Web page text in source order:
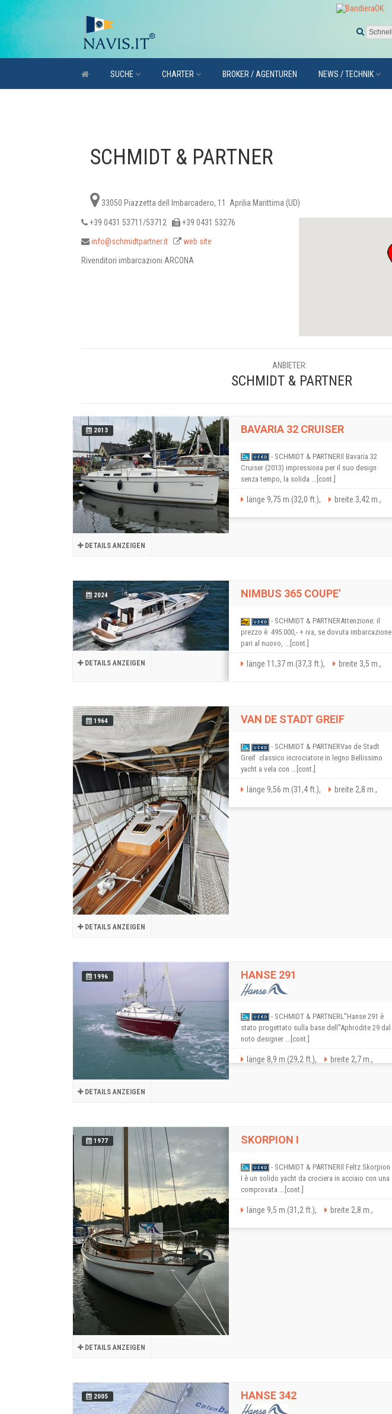
SUCHE CHARTER BROKER / AGENTUREN NEWS / TECHNIK
SCHMIDT & PARTNER
33050 Piazzetta dell Imbarcadero, 11 Aprilia Marittima (UD)
+39 0431 53711/53712
+39 0431 53276
info@schmidtpartner.it
web site
Rivenditori imbarcazioni ARCONA
ANBIETER:
SCHMIDT & PARTNER
2013
DETAILS ANZEIGEN
BAVARIA 32 CRUISER
- SCHMIDT & PARTNERIl Bavaria 32
Cruiser (2013) impressiona per il suo design
senza tempo, la solida ...[cont.]
länge 9,75 m.(32,0 ft.), breite 3,42 m.,
2024
DETAILS ANZEIGEN
NIMBUS 365 COUPE'
- SCHMIDT & PARTNERAttenzione: il
prezzo è  495.000,- + iva, se dovuta imbarcazione
pari al nuovo, ...[cont.]
länge 11,37 m.(37,3 ft.), breite 3,5 m.,
1964
DETAILS ANZEIGEN
VAN DE STADT GREIF
- SCHMIDT & PARTNERVan de Stadt
Greif  classico incrociatore in legno Bellissimo
yacht a vela con ...[cont.]
länge 9,56 m.(31,4 ft.), breite 2,8 m.,
1996
DETAILS ANZEIGEN
HANSE 291
- SCHMIDT & PARTNERL''Hanse 291 è
stato progettato sulla base dell''Aphrodite 29 dal
noto designer ...[cont.]
länge 8,9 m.(29,2 ft.), breite 2,7 m.,
1977
DETAILS ANZEIGEN
SKORPION I
- SCHMIDT & PARTNERIl Feltz Skorpion
I è un solido yacht da crociera in acciaio con una
comprovata ...[cont.]
länge 9,5 m.(31,2 ft.), breite 2,8 m.,
2005 HANSE 342